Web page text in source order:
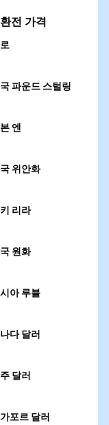
전 가격
파운드 스털링
엔
위안화
리라
원화
아 루블
다 달러
달러
포르 달러